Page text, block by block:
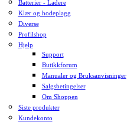
Batterier - Ladere
Klær og hodeplagg
Diverse
Profilshop
Hjelp
Support
Butikkforum
Manualer og Bruksanvisninger
Salgsbetingelser
Om Shoppen
Siste produkter
Kundekonto